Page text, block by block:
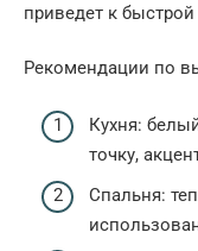
приведет к
Рекомендации по
Кухня:
точку,
Спальня: